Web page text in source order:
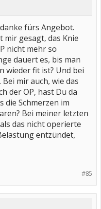
danke fürs Angebot.
gesagt, das Knie
nicht mehr so
dauert es, bis man
wieder fit ist? Und bei
mir auch, wie das
der OP, hast Du da
die Schmerzen im
Bei meiner letzten
das nicht operierte
entzündet,
#85